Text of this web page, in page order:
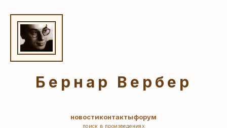
Бернар Вербер
новостиконтактыфорум
поиск в произведениях